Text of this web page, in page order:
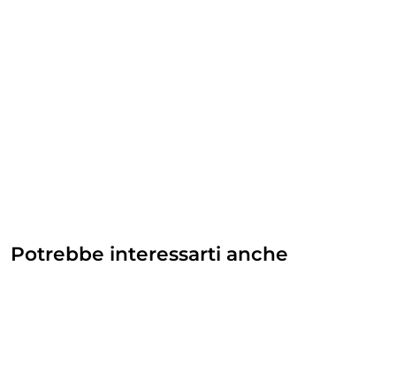
Potrebbe interessarti anche